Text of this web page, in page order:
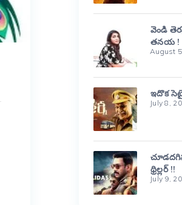
వెండి
తనయ !
August
ఇదొక
July 8,
థ్రిల్లర్ !!
July 9,